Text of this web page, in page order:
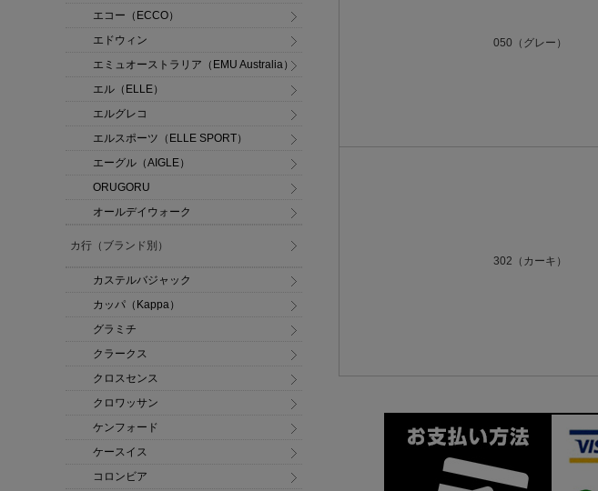
050（グレー）
302（カーキ）
エコー（ECCO）
エドウィン
エミュオーストラリア（EMU Australia）
エル（ELLE）
エルグレコ
エルスポーツ（ELLE SPORT）
エーグル（AIGLE）
ORUGORU
オールデイウォーク
カ行（ブランド別）
カステルバジャック
カッパ（Kappa）
グラミチ
クラークス
クロスセンス
クロワッサン
ケンフォード
ケースイス
コロンビア